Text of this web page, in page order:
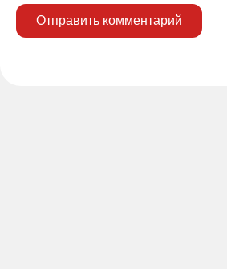
Отправить комментарий